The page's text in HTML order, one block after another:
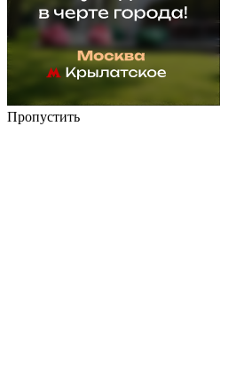
Пропустить